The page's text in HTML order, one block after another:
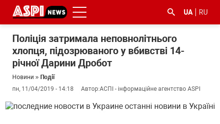
UA RU
Поліція затримала неповнолітнього
хлопця, підозрюваного у вбивстві 14-
річної Дарини Дробот
Новини » Події
пн, 11/04/2019 - 14:18
Автор:АСПІ - інформаційне агентство ASPI
#ООС
#боротьба
#ДФС #Київ #коронавірус